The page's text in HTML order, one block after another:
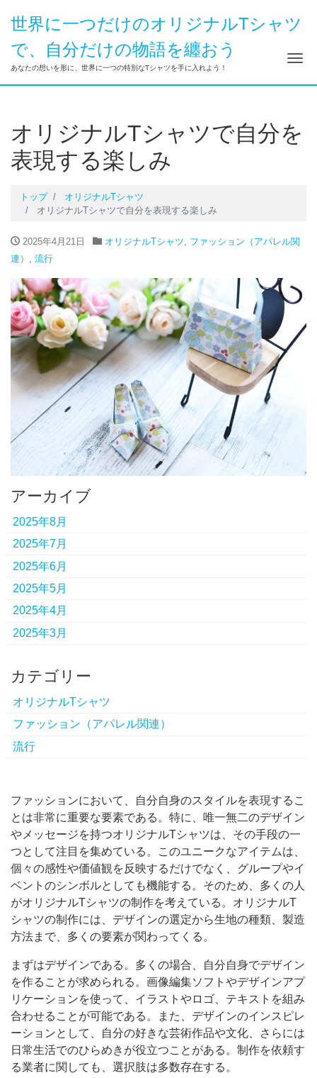
世界に一つだけのオリジナルTシャツ
で、自分だけの物語を纏おう
あなたの想いを形に、世界に一つの特別なTシャツを手に入れよう！ ナ
オリジナルTシャツで自分を
表現する楽しみ
トップ
オリジナルTシャツ
オリジナルTシャツで自分を表現する楽しみ
2025年4月21日 オリジナルTシャツ, ファッション（アパレル関
連） , 流行
アーカイブ
2025年8月
2025年7月
2025年6月
2025年5月
2025年4月
2025年3月
カテゴリー
オリジナルTシャツ
ファッション（アパレル関連）
流行
ファッションにおいて、自分自身のスタイルを表現するこ
とは非常に重要な要素である。 特に、唯一無二のデザイン
やメッセージを持つオリジナルTシャツは、その手段の一
つとして注目を集めている。このユニークなアイテムは、
個々の感性や価値観を反映するだけでなく、グループやイ
ベントのシンボルとしても機能する。そのため、多くの人
がオリジナルTシャツの制作を考えている。オリジナルT
シャツの制作には、デザインの選定から生地の種類、製造
方法まで、多くの要素が関わってくる。
まずはデザインである。多くの場合、自分自身でデザイン
を作ることが求められる。画像編集ソフトやデザインアプ
リケーションを使って、イラストやロゴ、テキストを組み
合わせることが可能である。また、デザインのインスピレ
ーションとして、自分の好きな芸術作品や文化、さらには
日常生活でのひらめきが役立つことがある。制作を依頼す
る業者に関しても、選択肢は多数存在する。